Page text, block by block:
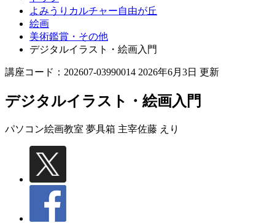
よみうりカルチャー自由が丘
絵画
美術鑑賞・その他
デジタルイラスト・絵画入門
講座コード：202607-03990014 2026年6月3日 更新
デジタルイラスト・絵画入門
パソコン絵画教室 夢具箱 主宰佐藤 えり